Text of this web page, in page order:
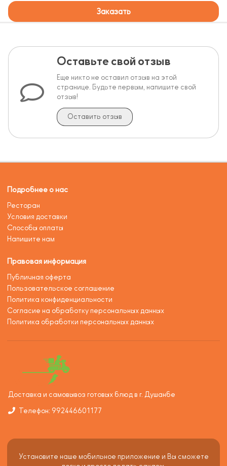
Заказать
Оставьте свой отзыв
Еще никто не оставил отзыв на этой
странице. Будьте первым, напишите свой
отзыв!
Оставить отзыв
Подробнее о нас
Ресторан
Условия доставки
Способы оплаты
Напишите нам
Правовая информация
Публичная оферта
Пользовательское соглашение
Политика конфиденциальности
Согласие на обработку персональных данных
Политика обработки персональных данных
Доставка и самовывоз готовых блюд в г. Душанбе
Телефон: 992446601177
Установите наше мобильное приложение и Вы сможете